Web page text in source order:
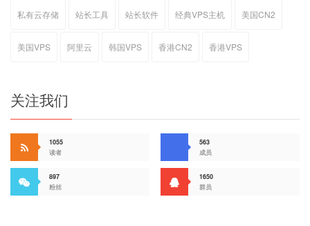
私有云存储 站长工具 站长软件 经典VPS主机 美国CN2
美国VPS 阿里云 韩国VPS 香港CN2 香港VPS
关注我们
1055
读者
563
成员
897
粉丝
1650
群员